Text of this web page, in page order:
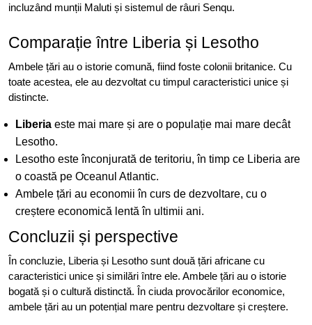
incluzând munții Maluti și sistemul de râuri Senqu.
Comparație între Liberia și Lesotho
Ambele țări au o istorie comună, fiind foste colonii britanice. Cu
toate acestea, ele au dezvoltat cu timpul caracteristici unice și
distincte.
Liberia este mai mare și are o populație mai mare decât
Lesotho.
Lesotho este înconjurată de teritoriu, în timp ce Liberia are
o coastă pe Oceanul Atlantic.
Ambele țări au economii în curs de dezvoltare, cu o
creștere economică lentă în ultimii ani.
Concluzii și perspective
În concluzie, Liberia și Lesotho sunt două țări africane cu
caracteristici unice și similări între ele. Ambele țări au o istorie
bogată și o cultură distinctă. În ciuda provocărilor economice,
ambele țări au un potențial mare pentru dezvoltare și creștere.